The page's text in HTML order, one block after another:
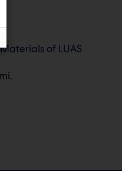
of LUAS